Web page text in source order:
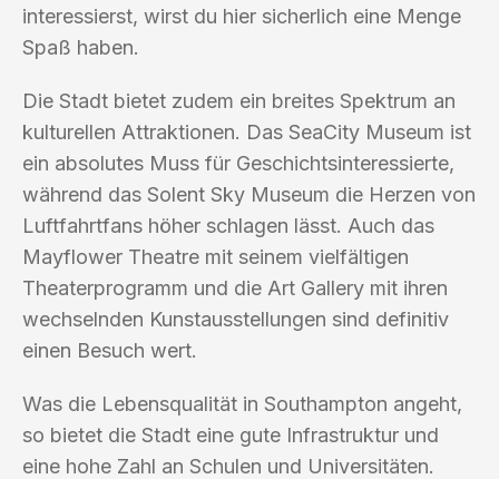
interessierst, wirst du hier sicherlich eine Menge
Spaß haben.
Die Stadt bietet zudem ein breites Spektrum an
kulturellen Attraktionen. Das SeaCity Museum ist
ein absolutes Muss für Geschichtsinteressierte,
während das Solent Sky Museum die Herzen von
Luftfahrtfans höher schlagen lässt. Auch das
Mayflower Theatre mit seinem vielfältigen
Theaterprogramm und die Art Gallery mit ihren
wechselnden Kunstausstellungen sind definitiv
einen Besuch wert.
Was die Lebensqualität in Southampton angeht,
so bietet die Stadt eine gute Infrastruktur und
eine hohe Zahl an Schulen und Universitäten.